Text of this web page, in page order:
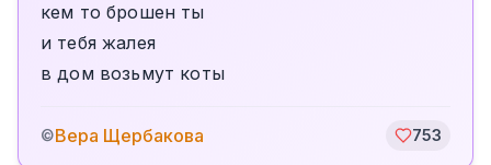
кем то брошен ты
и тебя жалея
в дом возьмут коты
©Вера Щербакова 753